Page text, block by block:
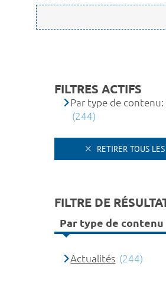
FILTRES ACTIFS
Par type de
(244)
RETIRER TOUS
FILTRE DE
Par type de contenu
Actualités (244)